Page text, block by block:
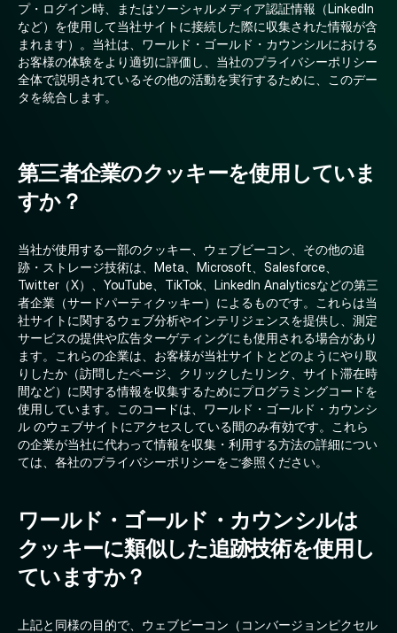
プ・ログイン時、またはソーシャルメディア認証情報（LinkedIn
など）を使用して当社サイトに接続した際に収集された情報が含
まれます）。当社は、ワールド・ゴールド・カウンシルにおける
お客様の体験をより適切に評価し、当社のプライバシーポリシー
全体で説明されているその他の活動を実行するために、このデー
タを統合します。
第三者企業のクッキーを使用していま
すか？
当社が使用する一部のクッキー、ウェブビーコン、その他の追
跡・ストレージ技術は、Meta、Microsoft、Salesforce、
Twitter（X）、YouTube、TikTok、LinkedIn Analyticsなどの第三
者企業（サードパーティクッキー）によるものです。これらは当
社サイトに関するウェブ分析やインテリジェンスを提供し、測定
サービスの提供や広告ターゲティングにも使用される場合があり
ます。これらの企業は、お客様が当社サイトとどのようにやり取
りしたか（訪問したページ、クリックしたリンク、サイト滞在時
間など）に関する情報を収集するためにプログラミングコードを
使用しています。このコードは、ワールド・ゴールド・カウンシ
ル のウェブサイトにアクセスしている間のみ有効です。これら
の企業が当社に代わって情報を収集・利用する方法の詳細につい
ては、各社のプライバシーポリシーをご参照ください。
ワールド・ゴールド・カウンシルは
クッキーに類似した追跡技術を使用し
ていますか？
上記と同様の目的で、ウェブビーコン（コンバージョンピクセル